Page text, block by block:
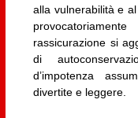
alla vulnerabilità e
rassicurazione si
di
d’impotenza
divertite e leggere.